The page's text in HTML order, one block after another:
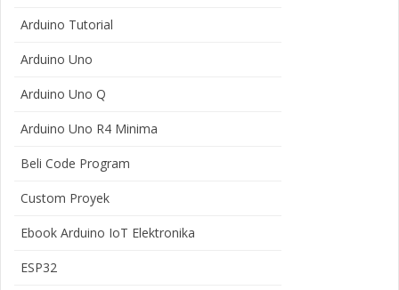
Arduino Tutorial
Arduino Uno
Arduino Uno Q
Arduino Uno R4 Minima
Beli Code Program
Custom Proyek
Ebook Arduino IoT Elektronika
ESP32